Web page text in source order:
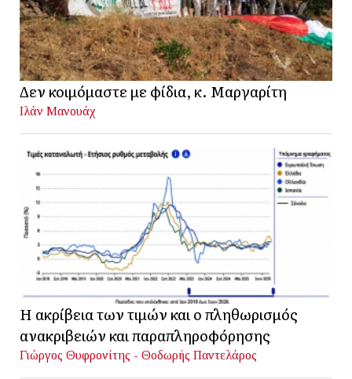
Δεν κοιμόμαστε με φίδια, κ. Μαργαρίτη
Ιλάν Μανουάχ
Η ακρίβεια των τιμών και ο πληθωρισμός
ανακριβειών και παραπληροφόρησης
Γιώργος Θυφρονίτης - Θοδωρής Παντελάρος